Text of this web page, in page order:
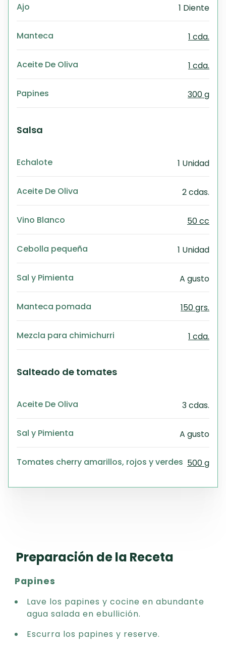
Ajo 1 Diente
Manteca 1 cda.
Aceite De Oliva 1 cda.
Papines 300 g
Salsa
Echalote 1 Unidad
Aceite De Oliva 2 cdas.
Vino Blanco 50 cc
Cebolla pequeña 1 Unidad
Sal y Pimienta A gusto
Manteca pomada 150 grs.
Mezcla para chimichurri 1 cda.
Salteado de tomates
Aceite De Oliva 3 cdas.
Sal y Pimienta A gusto
Tomates cherry amarillos, rojos y verdes 500 g
Preparación de la Receta
Papines
Lave los papines y cocine en abundante
agua salada en ebullición.
Escurra los papines y reserve.